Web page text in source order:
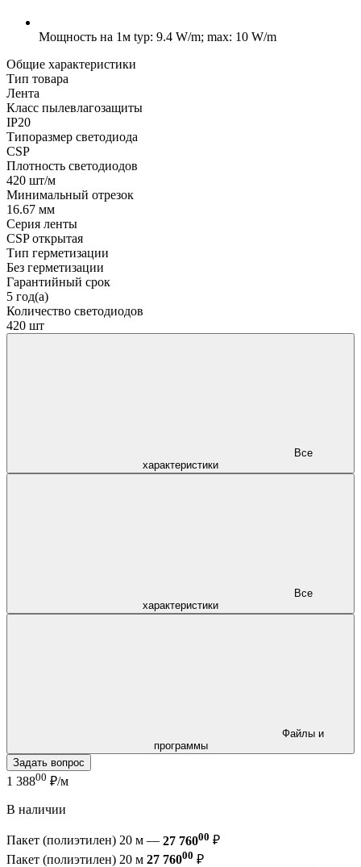
Мощность на 1м typ: 9.4 W/m; max: 10 W/m
Общие характеристики
Тип товара
Лента
Класс пылевлагозащиты
IP20
Типоразмер светодиода
CSP
Плотность светодиодов
420 шт/м
Минимальный отрезок
16.67 мм
Серия ленты
CSP открытая
Тип герметизации
Без герметизации
Гарантийный срок
5 год(а)
Количество светодиодов
420 шт
характеристики
характеристики
программы
Задать вопрос
1 38800 ₽/м
В наличии
Пакет (полиэтилен) 20 м — 27 76000 ₽
Пакет (полиэтилен) 20 м 27 76000 ₽